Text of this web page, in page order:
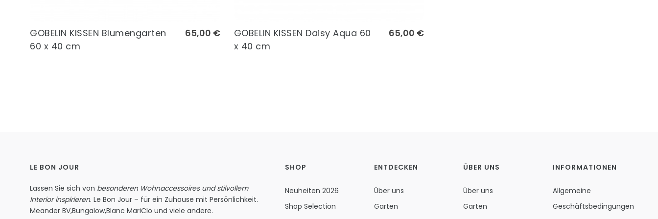
65,00 €
GOBELIN KISSEN Blumengarten
60 x 40 cm
65,00 €
GOBELIN KISSEN Daisy Aqua 60
x 40 cm
LE BON JOUR
Lassen Sie sich von besonderen Wohnaccessoires und stilvollem
Interior inspirieren. Le Bon Jour – für ein Zuhause mit Persönlichkeit.
Meander BV,Bungalow,Blanc MariClo und viele andere.
SHOP
Neuheiten 2026
Shop Selection
ENTDECKEN
Über uns
Garten
ÜBER UNS
Über uns
Garten
INFORMATIONEN
Allgemeine
Geschäftsbedingungen